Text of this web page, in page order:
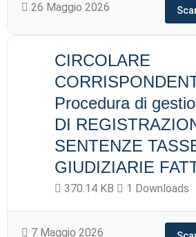
26 Maggio 2026
CIRCOLARE
Procedura di
DI
SENTENZE
GIUDIZIARIE
370.14 KB 1 Downloads
7 Maggio 2026